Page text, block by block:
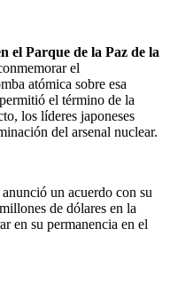
el Parque de la Paz de la
el
atómica sobre esa
el término de la
los líderes japoneses
del arsenal nuclear.
anunció un acuerdo con su
de dólares en la
en su permanencia en el